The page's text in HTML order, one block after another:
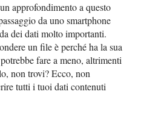
approfondimento a questo
da uno smartphone
dei dati molto importanti.
un file è perché ha la sua
fare a meno, altrimenti
non trovi? Ecco, non
tutti i tuoi dati contenuti